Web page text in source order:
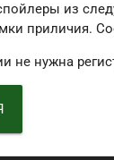
из
приличия.
не нужна